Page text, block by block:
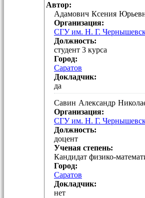
Автор:
Адамович Ксения
Организация:
СГУ им. Н. Г.
Должность:
студент 3 курса
Город:
Саратов
Докладчик:
да
Савин Александр
Организация:
СГУ им. Н. Г.
Должность:
доцент
Ученая степень:
Кандидат физико-
Город:
Саратов
Докладчик:
нет